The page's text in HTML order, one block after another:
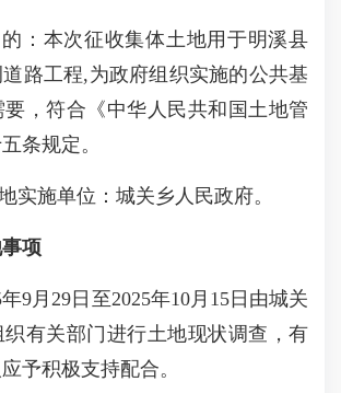
本次征收集体土地用于明溪县
路工程,为政府组织实施的公共基
，符合《中华人民共和国土地管
条规定。
施单位：城关乡人民政府。
项
月29日至2025年10月15日由城关
织有关部门进行土地现状调查，有
予积极支持配合。